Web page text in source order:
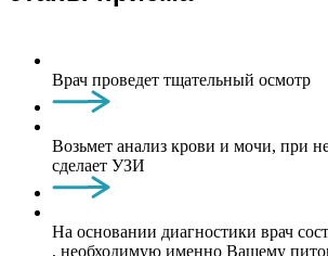
Врач проведет тщательный осмотр
Возьмет анализ крови и мочи, при
сделает УЗИ
На основании диагностики врач
, необходимую именно Вашему